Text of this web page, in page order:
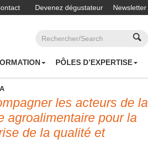
Newsletter
Devenez dégustateur
PÔLES D’EXPERTISE
les acteurs de la
agroalimentaire pour la
de la qualité et